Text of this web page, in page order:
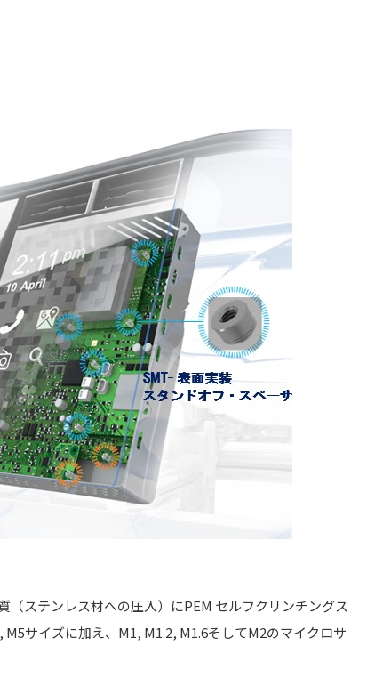
ステンレス材への圧入）にPEM セルフクリンチングス
サイズに加え、M1, M1.2, M1.6そしてM2のマイクロサ